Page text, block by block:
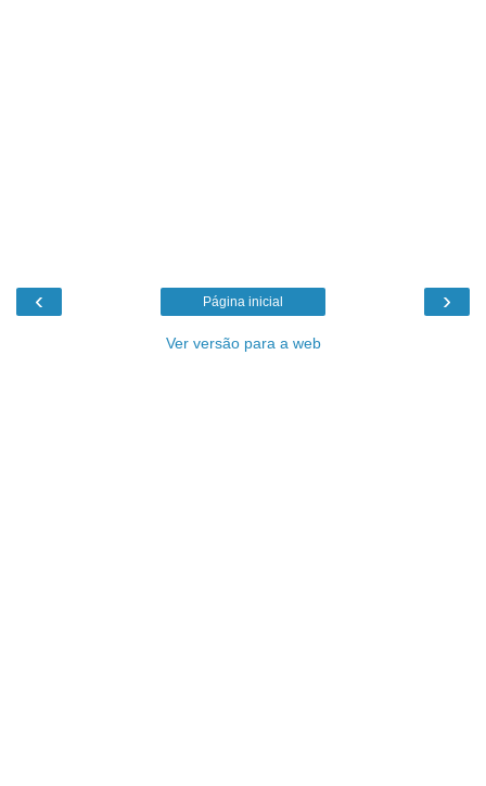
‹ ›
Página inicial
Ver versão para a web